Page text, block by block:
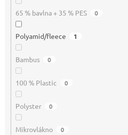
65 % bavlna + 35 % PES 0
Polyamid/fleece 1
Bambus 0
100 % Plastic 0
Polyster 0
Mikrovlákno 0